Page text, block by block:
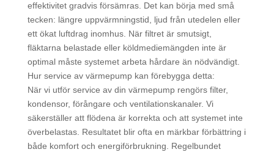
effektivitet gradvis försämras. Det kan börja med små
tecken: längre uppvärmningstid, ljud från utedelen eller
ett ökat luftdrag inomhus. När filtret är smutsigt,
fläktarna belastade eller köldmediemängden inte är
optimal måste systemet arbeta hårdare än nödvändigt.
Hur service av värmepump kan förebygga detta:
När vi utför service av din värmepump rengörs filter,
kondensor, förångare och ventilationskanaler. Vi
säkerställer att flödena är korrekta och att systemet inte
överbelastas. Resultatet blir ofta en märkbar förbättring i
både komfort och energiförbrukning. Regelbundet